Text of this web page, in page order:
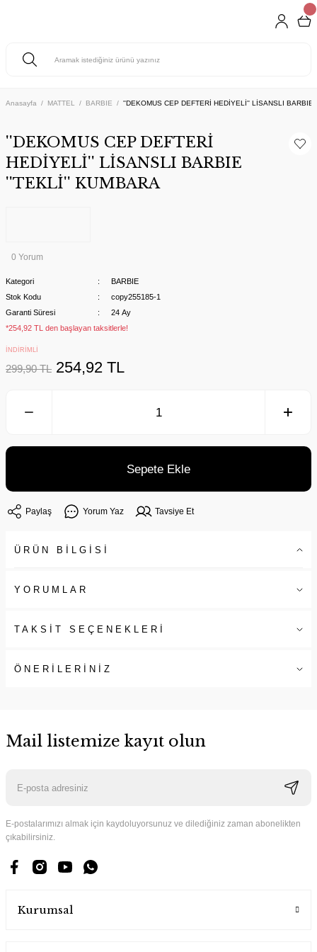
Anasayfa MATTEL BARBIE ''DEKOMUS CEP DEFTERİ HEDİYELİ'' LİSANSLI BARBIE
''DEKOMUS CEP DEFTERİ
HEDİYELİ'' LİSANSLI BARBIE
''TEKLİ'' KUMBARA
0 Yorum
Kategori
BARBIE
Stok Kodu
copy255185-1
Garanti Süresi
24 Ay
*254,92 TL den başlayan taksitlerle!
İNDİRİMLİ
299,90 TL 254,92 TL
Sepete Ekle
Paylaş Yorum Yaz Tavsiye Et
ÜRÜN BİLGİSİ
YORUMLAR
TAKSİT SEÇENEKLERİ
ÖNERİLERİNİZ
Mail listemize kayıt olun
E-postalarımızı almak için kaydoluyorsunuz ve dilediğiniz zaman abonelikten
çıkabilirsiniz.
Kurumsal